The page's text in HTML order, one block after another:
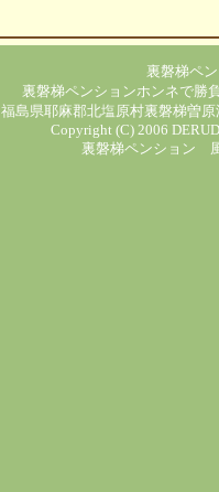
裏磐梯ペ
裏磐梯ペンションホンネで勝
福島県耶麻郡北塩原村裏磐梯曽
Copyright (C) 2006
裏磐梯ペンション